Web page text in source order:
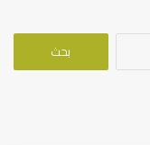
البحث